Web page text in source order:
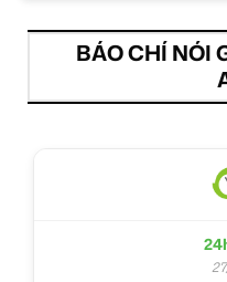
BÁO CHÍ NÓI